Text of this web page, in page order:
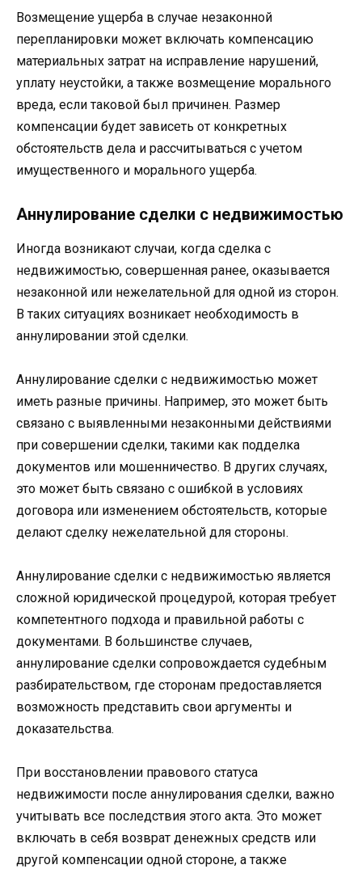
Возмещение ущерба в случае незаконной
перепланировки может включать компенсацию
материальных затрат на исправление нарушений,
уплату неустойки, а также возмещение морального
вреда, если таковой был причинен. Размер
компенсации будет зависеть от конкретных
обстоятельств дела и рассчитываться с учетом
имущественного и морального ущерба.
Аннулирование сделки с недвижимостью
Иногда возникают случаи, когда сделка с
недвижимостью, совершенная ранее, оказывается
незаконной или нежелательной для одной из сторон.
В таких ситуациях возникает необходимость в
аннулировании этой сделки.
Аннулирование сделки с недвижимостью может
иметь разные причины. Например, это может быть
связано с выявленными незаконными действиями
при совершении сделки, такими как подделка
документов или мошенничество. В других случаях,
это может быть связано с ошибкой в условиях
договора или изменением обстоятельств, которые
делают сделку нежелательной для стороны.
Аннулирование сделки с недвижимостью является
сложной юридической процедурой, которая требует
компетентного подхода и правильной работы с
документами. В большинстве случаев,
аннулирование сделки сопровождается судебным
разбирательством, где сторонам предоставляется
возможность представить свои аргументы и
доказательства.
При восстановлении правового статуса
недвижимости после аннулирования сделки, важно
учитывать все последствия этого акта. Это может
включать в себя возврат денежных средств или
другой компенсации одной стороне, а также